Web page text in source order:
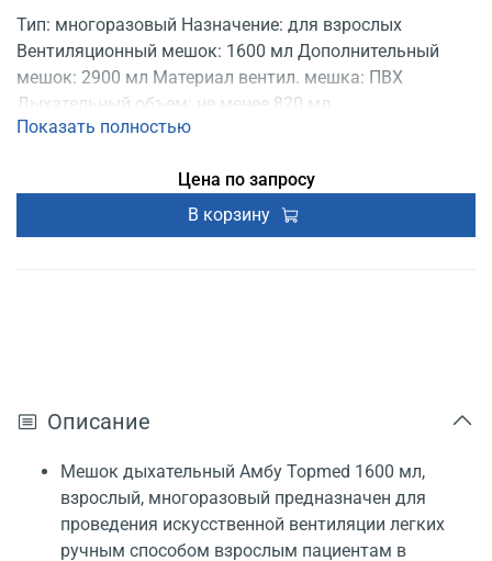
Тип: многоразовый Назначение: для взрослых
Вентиляционный мешок: 1600 мл Дополнительный
мешок: 2900 мл Материал вентил. мешка: ПВХ
Дыхательный объем: не менее 820 мл
Регистрационное удостоверение
Показать полностью
Цена по запросу
В корзину
Описание
Мешок дыхательный Амбу Topmed 1600 мл,
взрослый, многоразовый предназначен для
проведения искусственной вентиляции легких
ручным способом взрослым пациентам в